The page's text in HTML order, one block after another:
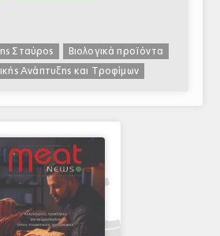
Σταύρος
Βιολογικά προϊόντα
Ανάπτυξης και Τροφίμων